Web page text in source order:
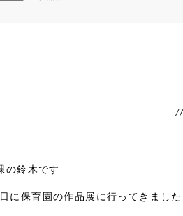
鈴木です
に保育園の作品展に行ってきました